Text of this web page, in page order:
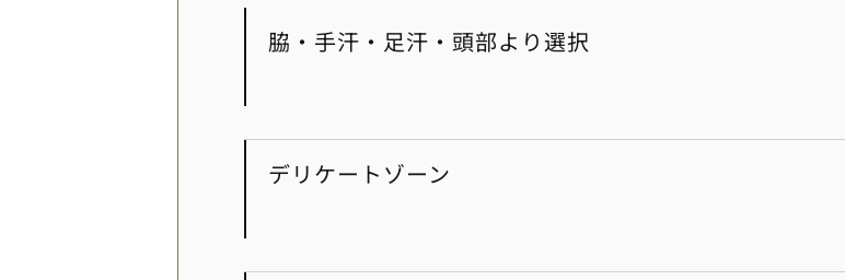
脇・手汗・足汗・頭部より選択
デリケートゾーン